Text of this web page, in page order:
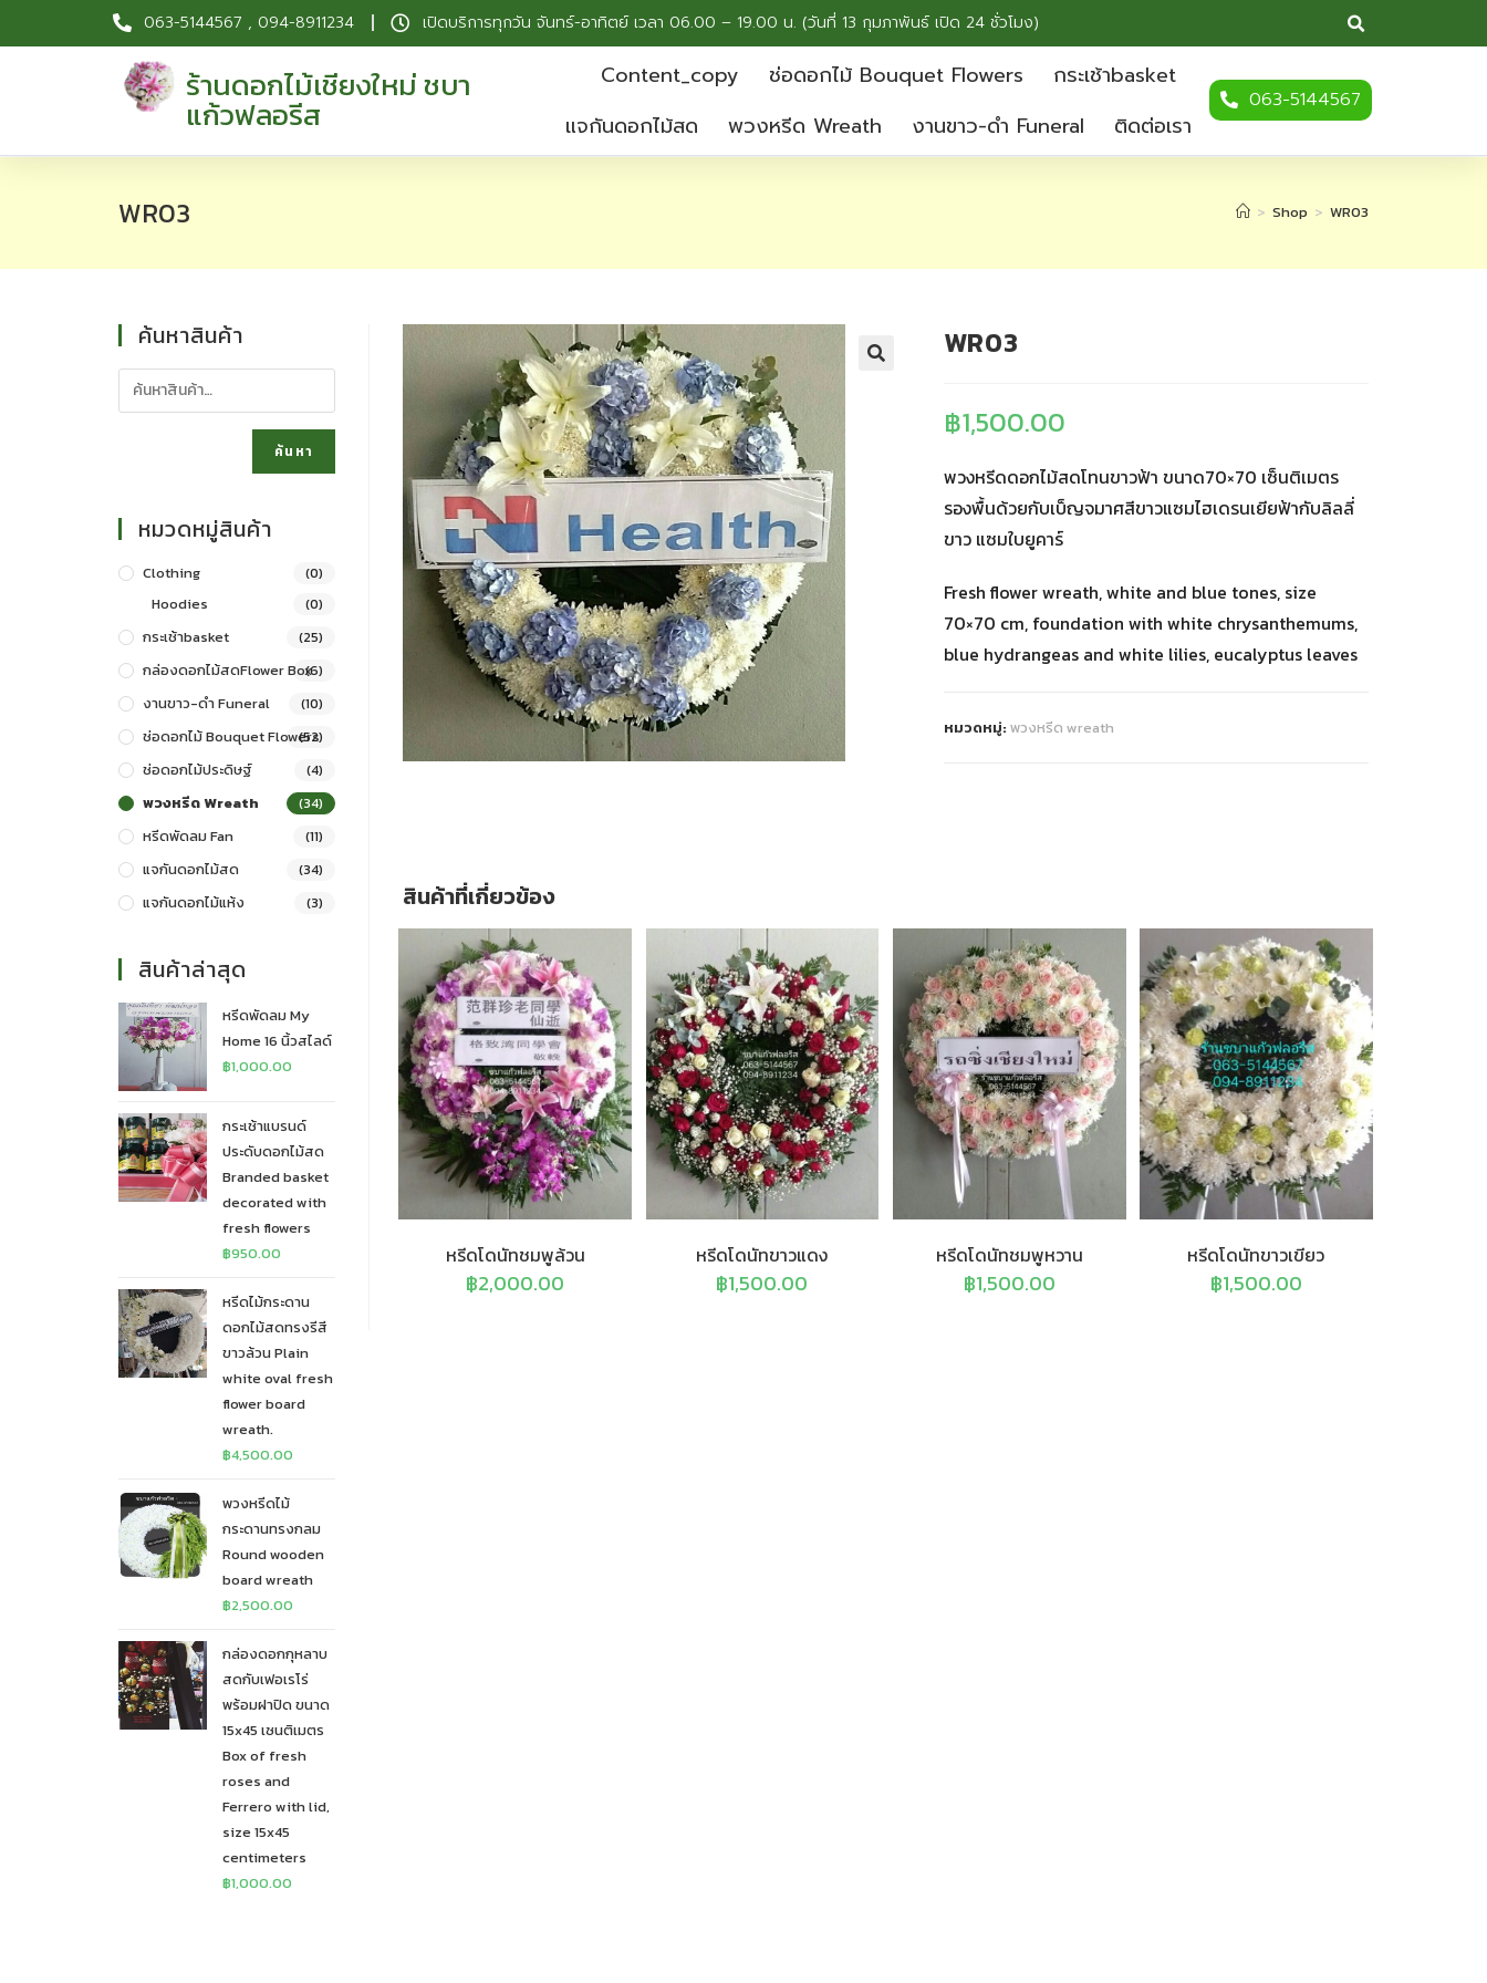
063-5144567 , 094-8911234 เปิดบริการทุกวัน จันทร์-อาทิตย์ เวลา 06.00 – 19.00 น. (วันที่ 13 กุมภาพันธ์ เปิด 24 ชั่วโมง)
ร้านดอกไม้เชียงใหม่ ชบา
แก้วฟลอรีส
Content_copy ช่อดอกไม้ Bouquet Flowers
กระเช้าbasket
แจกันดอกไม้สด
พวงหรีด Wreath งานขาว-ดำ Funeral ติดต่อเรา
063-5144567
WR03 > Shop > WR03
WR03
฿1,500.00
พวงหรีดดอกไม้สดโทนขาวฟ้า ขนาด70×70 เซ็นติเมตร
รองพื้นด้วยกับเบ็ญจมาศสีขาวแซมไฮเดรนเยียฟ้ากับลิลลี่
ขาว แซมใบยูคาร์
Fresh flower wreath, white and blue tones, size
70×70 cm, foundation with white chrysanthemums,
blue hydrangeas and white lilies, eucalyptus leaves
หมวดหมู่:พวงหรีด wreath
สินค้าที่เกี่ยวข้อง
หรีดโดนัทชมพูล้วน
฿2,000.00
หรีดโดนัทขาวแดง
฿1,500.00
หรีดโดนัทชมพูหวาน
฿1,500.00
หรีดโดนัทขาวเขียว
฿1,500.00
ค้นหาสินค้า
ค้นหา
หมวดหมู่สินค้า
Clothing (0)
Hoodies (0)
กระเช้าbasket (25)
กล่องดอกไม้สดFlower Box(6)
งานขาว-ดำ Funeral (10)
ช่อดอกไม้ Bouquet Flowers
(52)
ช่อดอกไม้ประดิษฐ์ (4)
พวงหรีด Wreath (34)
หรีดพัดลม Fan (11)
แจกันดอกไม้สด (34)
แจกันดอกไม้แห้ง (3)
สินค้าล่าสุด
หรีดพัดลม My
Home 16 นิ้วสไลด์
฿1,000.00
กระเช้าแบรนด์
ประดับดอกไม้สด
Branded basket
decorated with
fresh flowers
฿950.00
หรีดไม้กระดาน
ดอกไม้สดทรงรีสี
ขาวล้วน Plain
white oval fresh
flower board
wreath.
฿4,500.00
พวงหรีดไม้
กระดานทรงกลม
Round wooden
board wreath
฿2,500.00
กล่องดอกกุหลาบ
สดกับเฟอเรโร่
พร้อมฝาปิด ขนาด
15x45 เซนติเมตร
Box of fresh
roses and
Ferrero with lid,
size 15x45
centimeters
฿1,000.00